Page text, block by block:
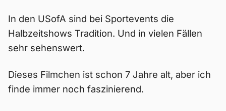
In den USofA sind bei Sportevents die
Halbzeitshows Tradition. Und in vielen Fällen
sehr sehenswert.
Dieses Filmchen ist schon 7 Jahre alt, aber ich
finde immer noch faszinierend.